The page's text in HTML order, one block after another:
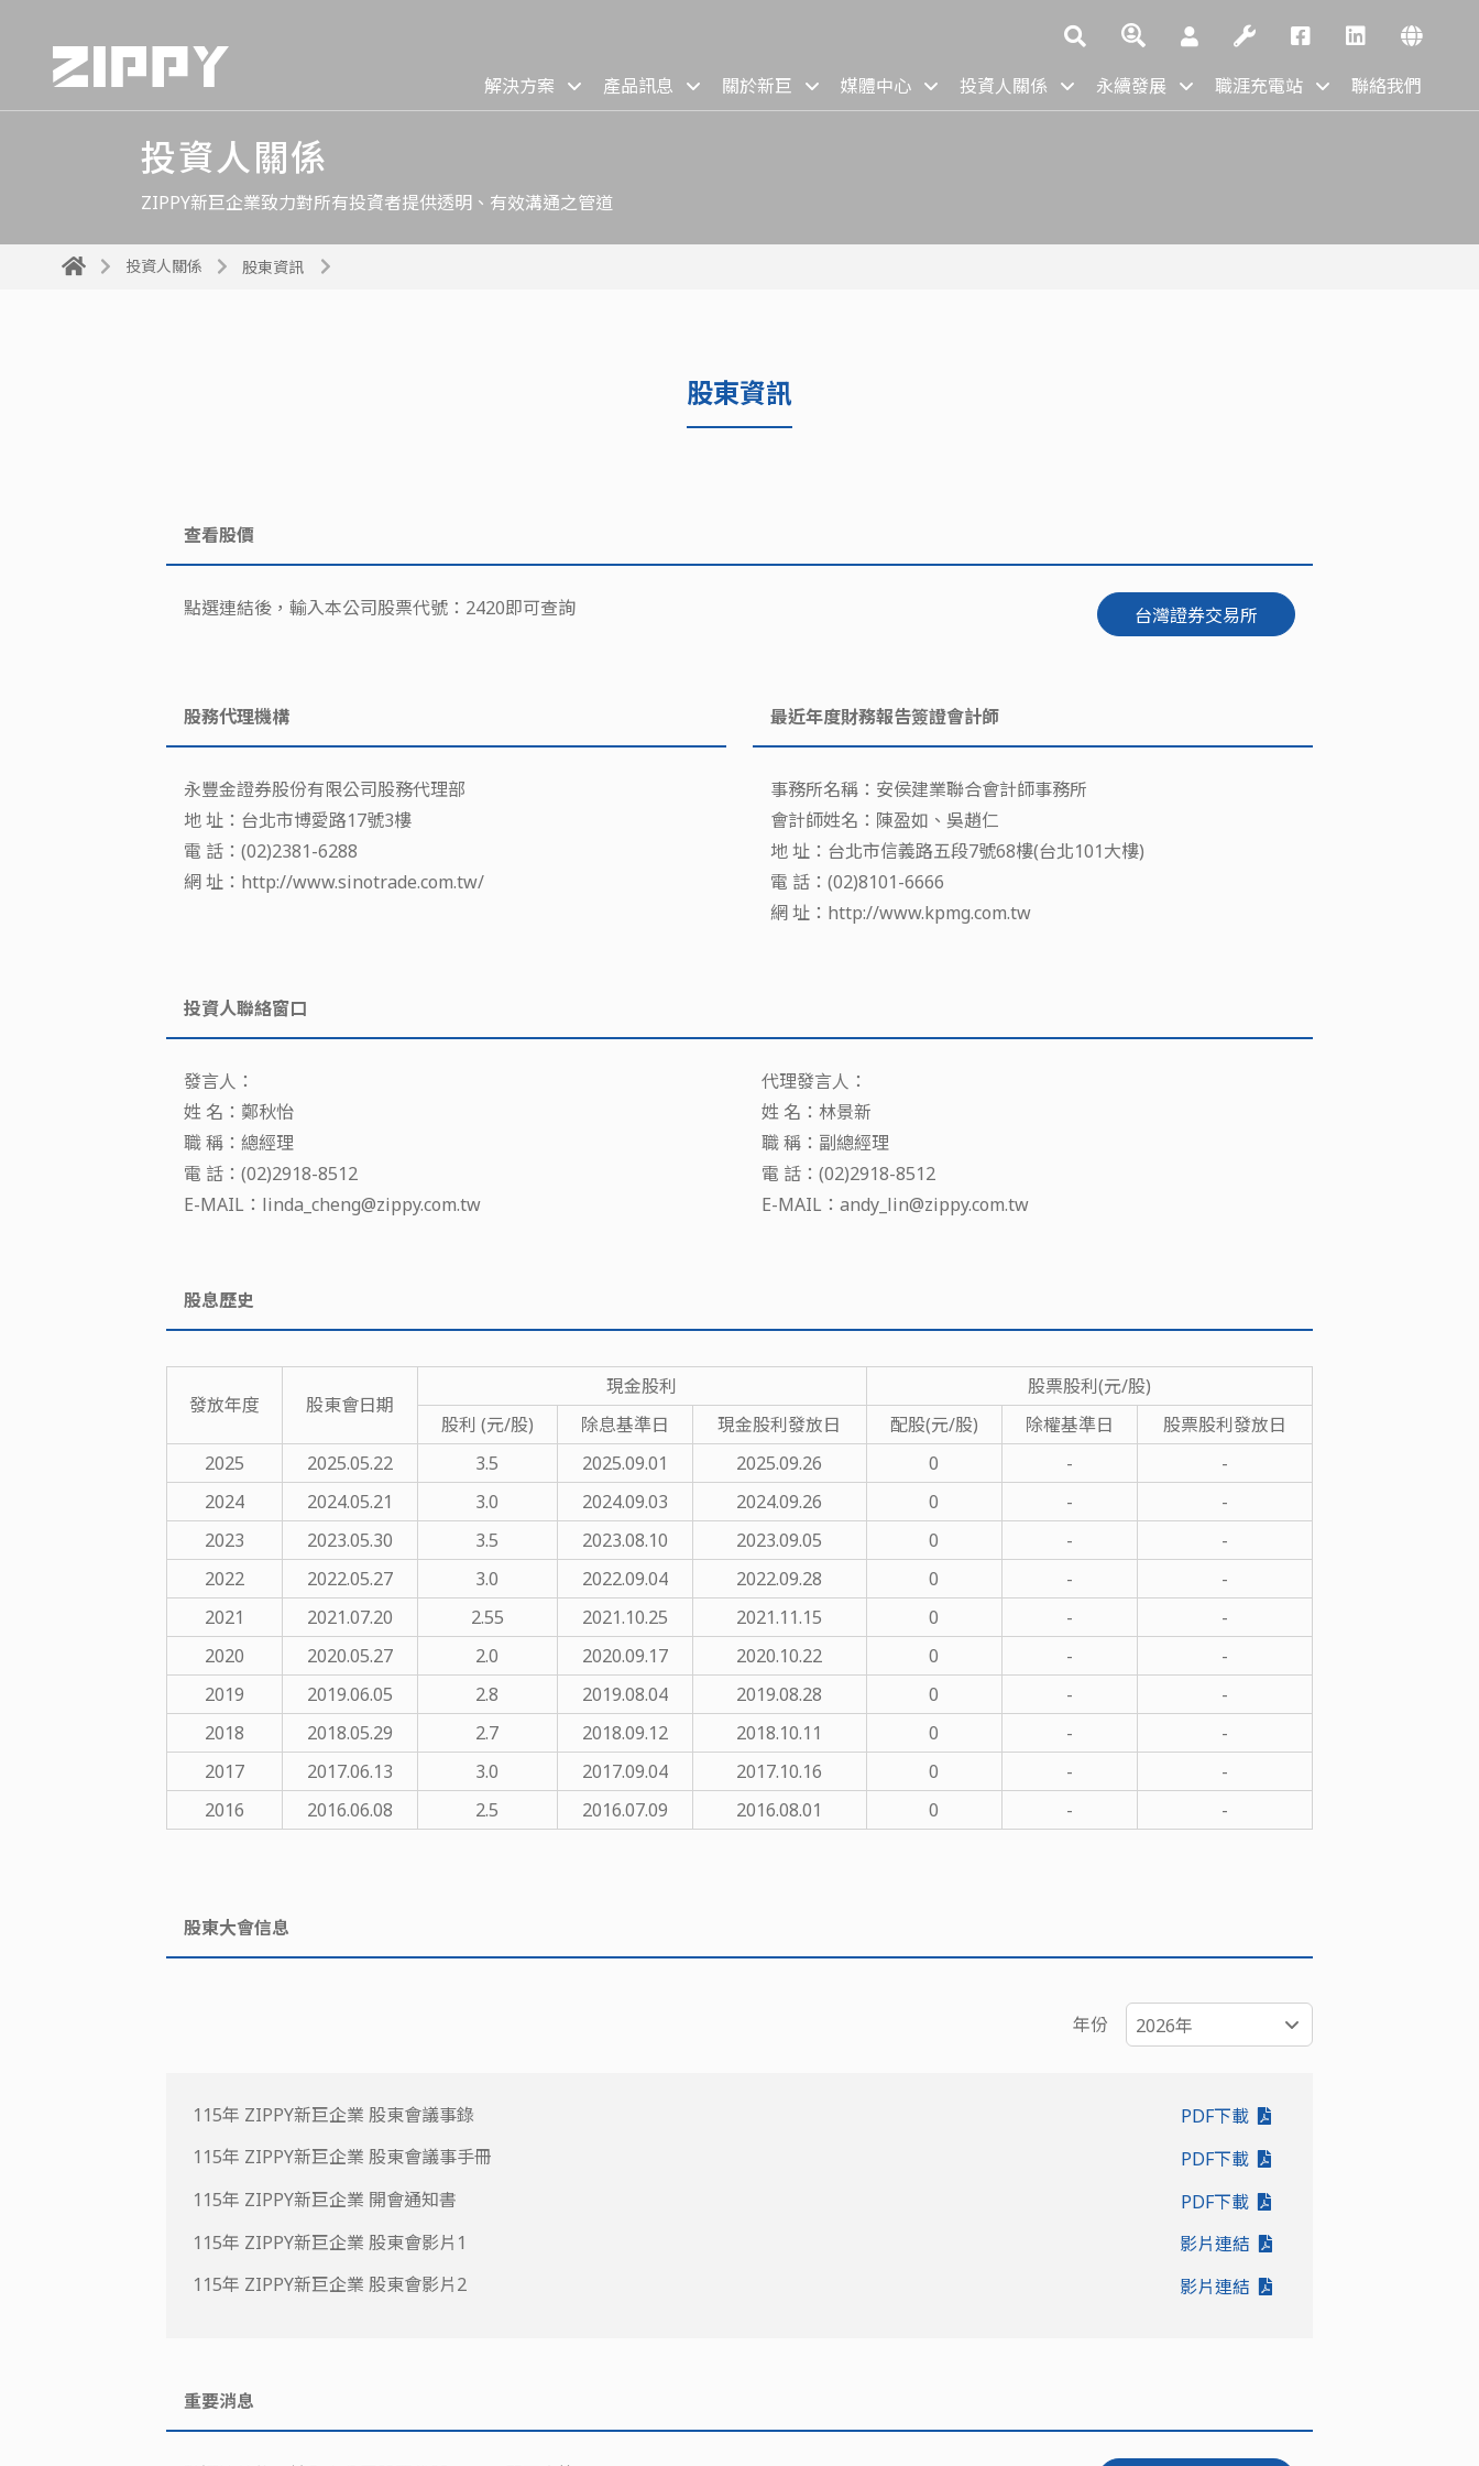
解決方案 產品訊息 關於新巨 媒體中心 投資人關係 永續發展 職涯充電站 聯絡我們
投資人關係
ZIPPY新巨企業致力對所有投資者提供透明、有效溝通之管道
投資人關係 股東資訊
股東資訊
查看股價
點選連結後，輸入本公司股票代號：2420即可查詢 台灣證券交易所
股務代理機構
永豐金證券股份有限公司股務代理部
地 址：台北市博愛路17號3樓
電 話：(02)2381-6288
網 址：http://www.sinotrade.com.tw/
最近年度財務報告簽證會計師
事務所名稱：安侯建業聯合會計師事務所
會計師姓名：陳盈如、吳趙仁
地 址：台北市信義路五段7號68樓(台北101大樓)
電 話：(02)8101-6666
網 址：http://www.kpmg.com.tw
投資人聯絡窗口
發言人：
姓 名：鄭秋怡
職 稱：總經理
電 話：(02)2918-8512
E-MAIL：linda_cheng@zippy.com.tw
代理發言人：
姓 名：林景新
職 稱：副總經理
電 話：(02)2918-8512
E-MAIL：andy_lin@zippy.com.tw
股息歷史
發放年度 股東會日期
現金股利
股票股利(元/股)
股利 (元/股)
除息基準日 現金股利發放日 配股(元/股) 除權基準日
股票股利發放日
2025
2025.05.22 3.5 2025.09.01 2025.09.26 0 -
-
2024
2024.05.21 3.0 2024.09.03 2024.09.26 0 -
-
2023
2023.05.30 3.5 2023.08.10 2023.09.05 0 -
-
2022
2022.05.27 3.0 2022.09.04 2022.09.28 0 -
-
2021
2021.07.20 2.55 2021.10.25 2021.11.15 0 -
-
2020
2020.05.27 2.0 2020.09.17 2020.10.22 0 -
-
2019
2019.06.05 2.8 2019.08.04 2019.08.28 0 -
-
2018
2018.05.29 2.7 2018.09.12 2018.10.11 0 -
-
2017
2017.06.13 3.0 2017.09.04 2017.10.16 0 -
-
2016
2016.06.08 2.5 2016.07.09 2016.08.01 0 - -
股東大會信息
年份 2026年
115年 ZIPPY新巨企業 股東會議事錄
PDF下載
115年 ZIPPY新巨企業 股東會議事手冊
PDF下載
115年 ZIPPY新巨企業 開會通知書
PDF下載
115年 ZIPPY新巨企業 股東會影片1
影片連結
115年 ZIPPY新巨企業 股東會影片2
影片連結
重要消息